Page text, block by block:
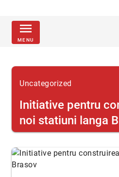
menu
MENU
Uncategorized
Initiative pentru
noi statiuni langa